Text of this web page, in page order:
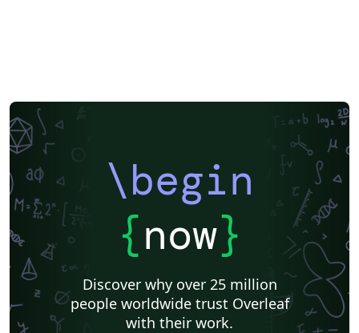
\begin
{now}
Discover why over 25 million
people worldwide trust Overleaf
with their work.